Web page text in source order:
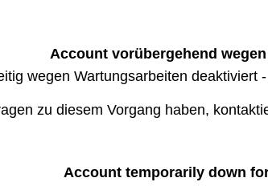
Account vorübergehend
wegen Wartungsarbeiten
zu diesem Vorgang haben,
Account temporarily down